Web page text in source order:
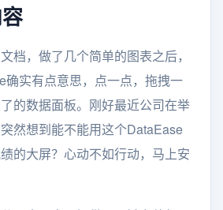
档，做了几个简单的图表之后，
确实有点意思，点一点，拖拽一
的数据面板。刚好最近公司在举
然想到能不能用这个DataEase
的大屏？心动不如行动，马上安